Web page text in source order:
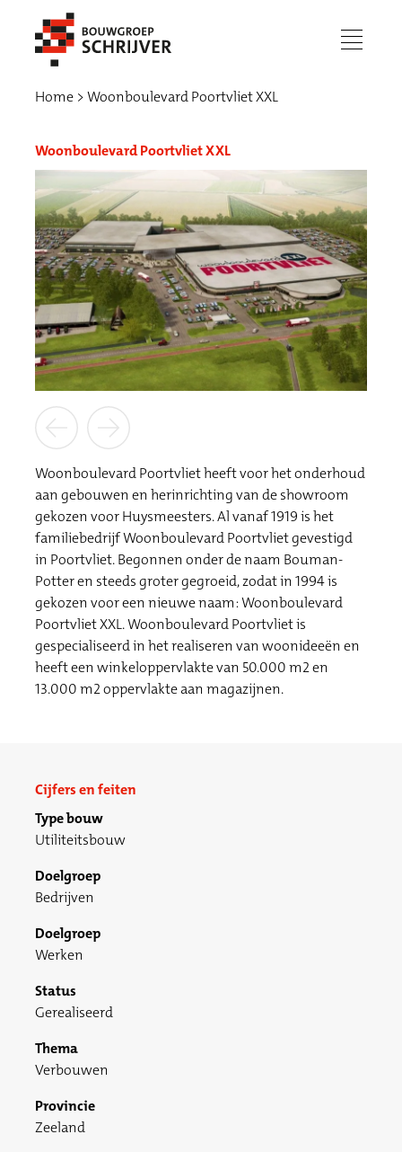
menu
Werken bij
Home Woonboulevard Poortvliet XXL
Woonboulevard Poortvliet XXL
Woonboulevard Poortvliet heeft voor het onderhoud
aan gebouwen en herinrichting van de showroom
gekozen voor Huysmeesters. Al vanaf 1919 is het
familiebedrijf Woonboulevard Poortvliet gevestigd
in Poortvliet. Begonnen onder de naam Bouman-
Potter en steeds groter gegroeid, zodat in 1994 is
gekozen voor een nieuwe naam: Woonboulevard
Poortvliet XXL. Woonboulevard Poortvliet is
gespecialiseerd in het realiseren van woonideeën en
heeft een winkeloppervlakte van 50.000 m2 en
13.000 m2 oppervlakte aan magazijnen.
Cijfers en feiten
Type bouw
Utiliteitsbouw
Doelgroep
Bedrijven
Doelgroep
Werken
Status
Gerealiseerd
Thema
Verbouwen
Provincie
Zeeland